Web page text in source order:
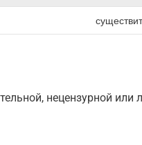
нецензурной или